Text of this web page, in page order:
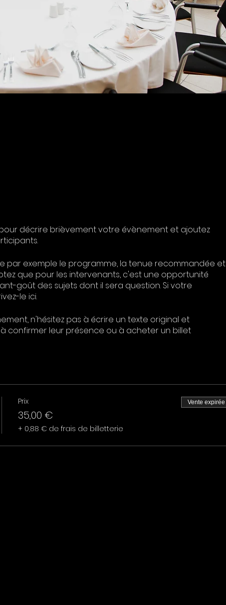
décrire brièvement votre évènement et ajoutez
par exemple le programme, la tenue recommandée et
que pour les intervenants, c'est une opportunité
goût des sujets dont il sera question. Si votre
le ici.
n'hésitez pas à écrire un texte original et
confirmer leur présence ou à acheter un billet
Prix
35,00 €
+ 0,88 € de frais de billetterie
Vente expirée